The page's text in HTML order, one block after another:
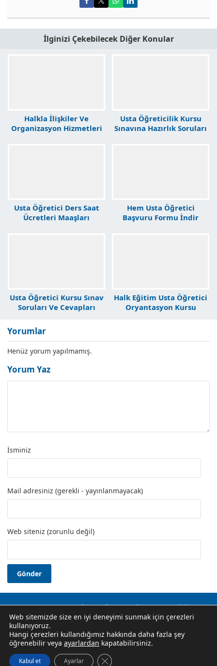
İlginizi Çekebilecek Diğer Konular
Halkla İlişkiler Ve
Organizasyon Hizmetleri
Usta Öğreticilik Kursu
Sınavına Hazırlık Soruları
Usta Öğretici Ders Saat
Ücretleri Maaşları
Hem Usta Öğretici
Başvuru Formu İndir
Usta Öğretici Kursu Sınav
Soruları Ve Cevapları
Halk Eğitim Usta Öğretici
Oryantasyon Kursu
Yorumlar
Henüz yorum yapılmamış.
Yorum Yaz
İsminiz
Mail adresiniz (gerekli - yayınlanmayacak)
Web siteniz (zorunlu değil)
Okuma Yazma Kursu Usta Öğretici Hakkında
İletişim
Gizlilik Politikası
Halk Eğitim Merkezi Kursları, E-Yaygın Kurs Başvuruları, Hem
Halk Eğitim Merkezleri İletişim Bilgileri, Ustalık, Usta Öğretici
Web sitemizde size en iyi deneyimi sunmak için çerezleri
kullanıyoruz.
Hangi çerezleri kullandığımız hakkında daha fazla şey
öğrenebilir veya ayarlardan kapatabilirsiniz.
Kabul et Ayarlar GDPR çerez şeridini kapat